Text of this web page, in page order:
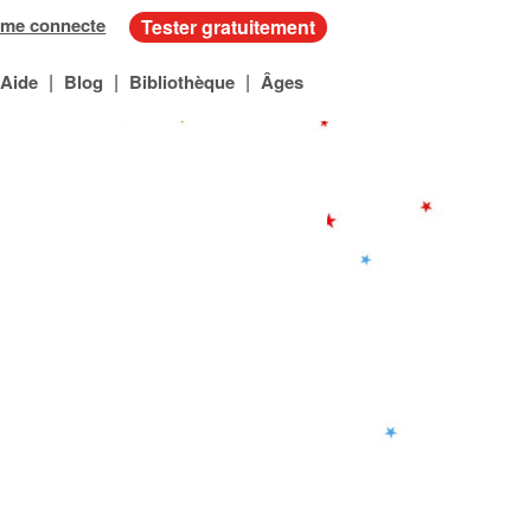
connecte Tester gratuitement
Aide | Blog | Bibliothèque | Âges